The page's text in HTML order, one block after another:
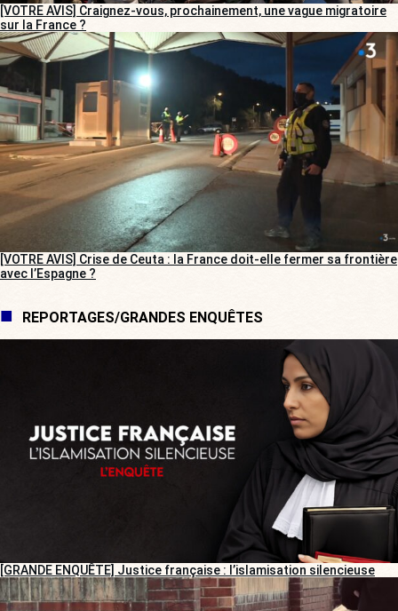
[VOTRE AVIS] Craignez-vous, prochainement, une vague migratoire
sur la France ?
[VOTRE AVIS] Crise de Ceuta : la France doit-elle fermer sa frontière
avec l’Espagne ?
REPORTAGES/GRANDES ENQUÊTES
[GRANDE ENQUÊTE] Justice française : l’islamisation silencieuse